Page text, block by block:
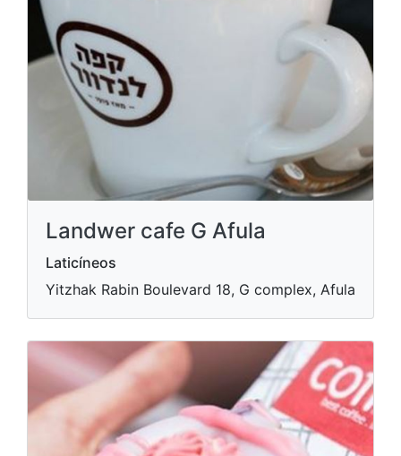
Landwer cafe G Afula
Laticíneos
Yitzhak Rabin Boulevard 18, G complex, Afula